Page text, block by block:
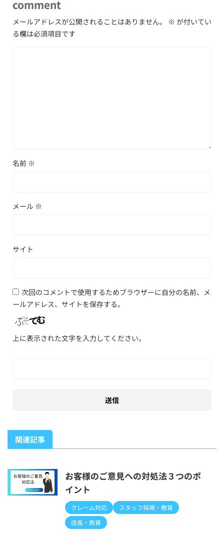
comment
メールアドレスが公開されることはありません。 ※ が付いてい
る欄は必須項目です
名前 ※
メール ※
サイト
次回のコメントで使用するためブラウザーに自分の名前、メ
ールアドレス、サイトを保存する。
上に表示された文字を入力してください。
関連記事
お客様のご意見への対処法３つのポ
イント
クレーム対応
スタッフ採用・教育
店長・教育